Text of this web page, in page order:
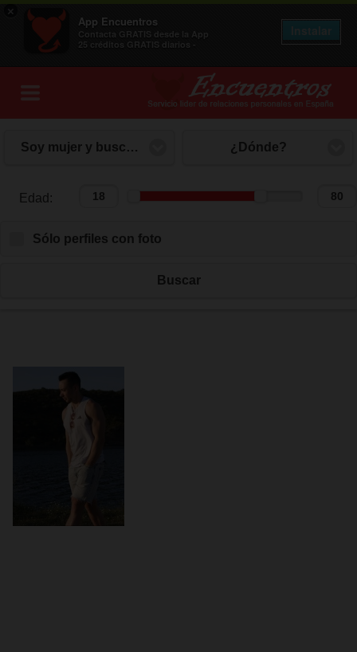
×
App Encuentros
Contacta GRATIS desde la App
25 créditos GRATIS diarios -
Soy mujer y busco hombre ¿Dónde?
Edad: Edad:
Sólo perfiles con foto
Buscar